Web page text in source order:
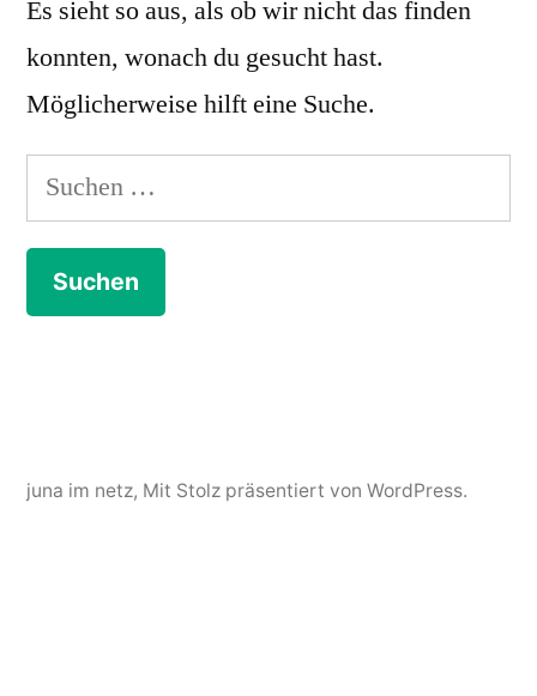
Es sieht so aus, als ob wir nicht das finden
konnten, wonach du gesucht hast.
Möglicherweise hilft eine Suche.
Suchen
nach:
juna im netz, Mit Stolz präsentiert von WordPress.